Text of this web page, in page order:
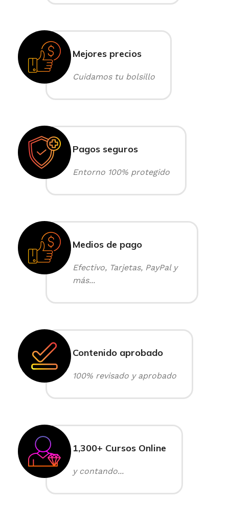
Mejores precios
Cuidamos tu bolsillo
Pagos seguros
Entorno 100% protegido
Medios de pago
Efectivo, Tarjetas, PayPal y
más...
Contenido aprobado
100% revisado y aprobado
1,300+ Cursos Online
y contando...